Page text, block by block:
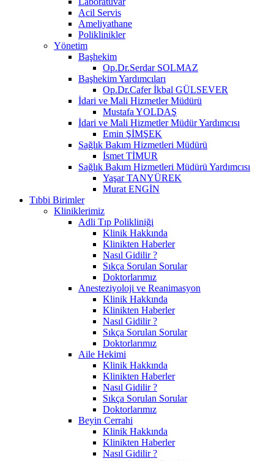
Acil Servis
Ameliyathane
Poliklinikler
Yönetim
Başhekim
Op.Dr.Serdar SOLMAZ
Başhekim Yardımcıları
Op.Dr.Cafer İkbal GÜLSEVER
İdari ve Mali Hizmetler Müdürü
Mustafa YOLDAŞ
İdari ve Mali Hizmetler Müdür Yardımcısı
Emin ŞİMŞEK
Sağlık Bakım Hizmetleri Müdürü
İsmet TİMUR
Sağlık Bakım Hizmetleri Müdürü Yardımcısı
Yaşar TANYÜREK
Murat ENGİN
Tıbbi Birimler
Kliniklerimiz
Adli Tıp Polikliniği
Klinik Hakkında
Klinikten Haberler
Nasıl Gidilir ?
Sıkça Sorulan Sorular
Doktorlarımız
Anesteziyoloji ve Reanimasyon
Klinik Hakkında
Klinikten Haberler
Nasıl Gidilir ?
Sıkça Sorulan Sorular
Doktorlarımız
Aile Hekimi
Klinik Hakkında
Klinikten Haberler
Nasıl Gidilir ?
Sıkça Sorulan Sorular
Doktorlarımız
Beyin Cerrahi
Klinik Hakkında
Klinikten Haberler
Nasıl Gidilir ?